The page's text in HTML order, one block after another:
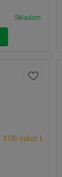
Skladom